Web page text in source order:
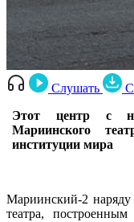
Слушать
Этот центр с
Мариинского
институции мира
Мариинский-2
театра,